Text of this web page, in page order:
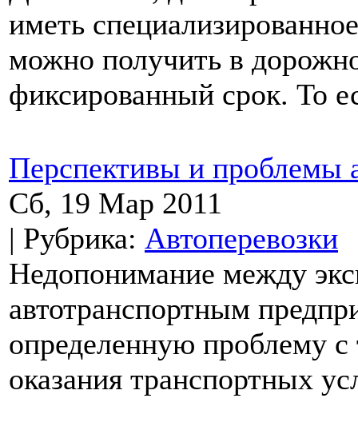
иметь
можно получить в
фиксированный срок. То
Перспективы и проблемы
Сб, 19 Мар 2011
| Рубрика: Автоперевозки
Недопонимание между
автотранспортным
определенную проблему с
оказания транспортных